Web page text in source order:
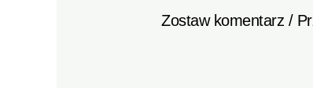
Zostaw komentarz /